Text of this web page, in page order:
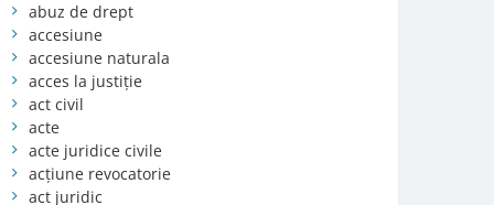
abuz de drept
accesiune
accesiune naturala
acces la justiție
act civil
acte
acte juridice civile
acțiune revocatorie
act juridic